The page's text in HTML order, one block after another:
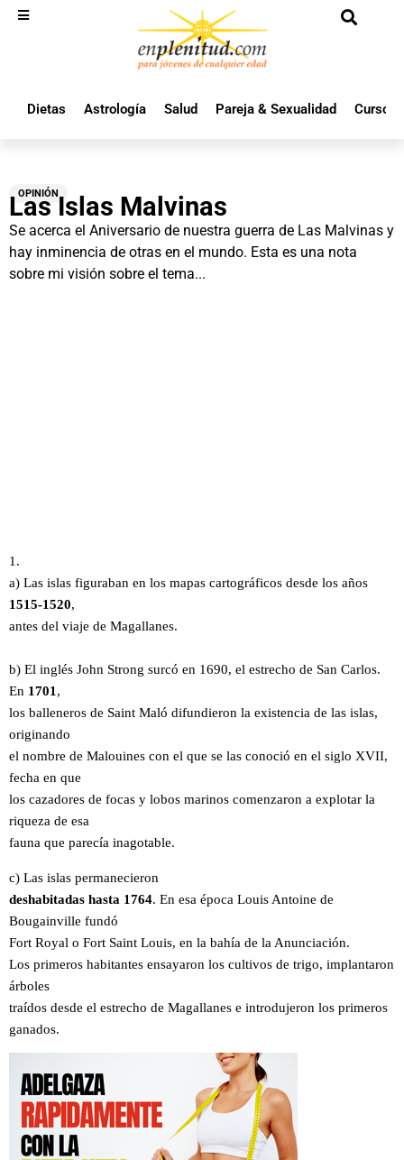
Dietas Astrología Salud Pareja & Sexualidad Cursos
OPINIÓN
Las Islas Malvinas
Se acerca el Aniversario de nuestra guerra de Las Malvinas y
hay inminencia de otras en el mundo. Esta es una nota
sobre mi visión sobre el tema...
1.
a) Las islas figuraban en los mapas cartográficos desde los años
1515-1520,
antes del viaje de Magallanes.
b) El inglés John Strong surcó en 1690, el estrecho de San Carlos.
En 1701 ,
los balleneros de Saint Maló difundieron la existencia de las islas,
originando
el nombre de Malouines con el que se las conoció en el siglo XVII,
fecha en que
los cazadores de focas y lobos marinos comenzaron a explotar la
riqueza de esa
fauna que parecía inagotable.
c) Las islas permanecieron
deshabitadas hasta 1764. En esa época Louis Antoine de
Bougainville fundó
Fort Royal o Fort Saint Louis, en la bahía de la Anunciación.
Los primeros habitantes ensayaron los cultivos de trigo, implantaron
árboles
traídos desde el estrecho de Magallanes e introdujeron los primeros
ganados.